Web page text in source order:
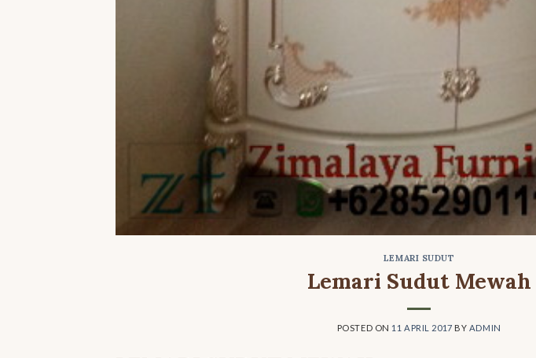
LEMARI SUDUT
Lemari Sudut Mewah
POSTED ON 11 APRIL 2017 BY ADMIN